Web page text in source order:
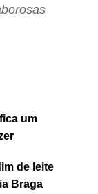
um
de leite
Braga